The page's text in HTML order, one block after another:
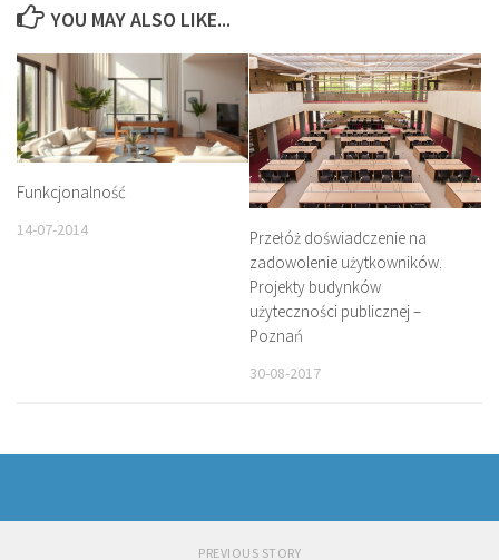
YOU MAY ALSO LIKE...
Funkcjonalność
14-07-2014
Przełóż doświadczenie na
zadowolenie użytkowników.
Projekty budynków
użyteczności publicznej –
Poznań
30-08-2017
PREVIOUS STORY